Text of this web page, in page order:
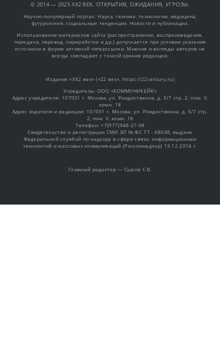
© 2014 — 2025 XX2 ВЕК. ОТКРЫТИЯ, ОЖИДАНИЯ, УГРОЗЫ.
Научно-популярный портал. Наука, техника, технологии, медицина,
футурология, социальные тенденции. Новости и публикации.
Использование материалов сайта (распространение, воспроизведение,
передача, перевод, переработка и др.) допускается при условии указания
источника в форме активной гиперссылки. Мнения и взгляды авторов не
всегда совпадают с точкой зрения редакции.
Издание «XX2 век» («22 век», https://22century.ru)
Учредитель: OOO «КОММУНИКЕЙК»
Адрес учредителя: 107031 г. Москва, ул. Рождественка, д. 5/7 стр. 2, пом. V,
комн. 18
Адрес издателя и редакции: 107031 г. Москва, ул. Рождественка, д. 5/7 стр.
2, пом. V, комн. 18
Телефон: +7(977)948-21-08
Свидетельство о регистрации СМИ ЭЛ № ФС 77 - 68048, выдано
Федеральной службой по надзору в сфере связи, информационных
технологий и массовых коммуникаций (Роскомнадзор) 13.12.2016 г.
Главный редактор — Сыров С.В.